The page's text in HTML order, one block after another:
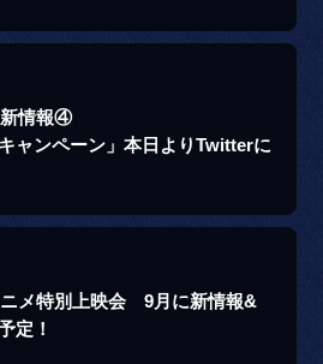
新情報④
ャンペーン」本日よりTwitterに
ニメ特別上映会 9月に新情報&
定！